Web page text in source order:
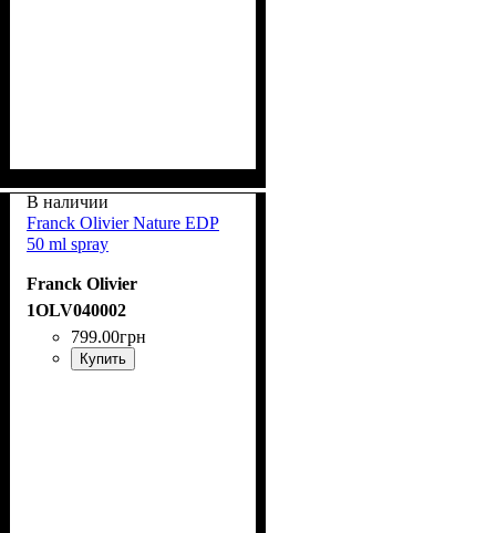
В наличии
Franck Olivier Nature EDP
50 ml spray
Franck Olivier
1OLV040002
799.00грн
Купить